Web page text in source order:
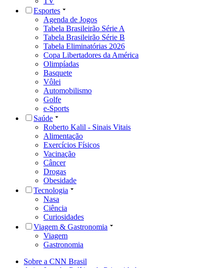
Esportes
Agenda de Jogos
Tabela Brasileirão Série A
Tabela Brasileirão Série B
Tabela Eliminatórias 2026
Copa Libertadores da América
Olimpíadas
Basquete
Vôlei
Automobilismo
Golfe
e-Sports
Saúde
Roberto Kalil - Sinais Vitais
Alimentação
Exercícios Físicos
Vacinação
Câncer
Drogas
Obesidade
Tecnologia
Nasa
Ciência
Curiosidades
Viagem & Gastronomia
Viagem
Gastronomia
Sobre a CNN Brasil